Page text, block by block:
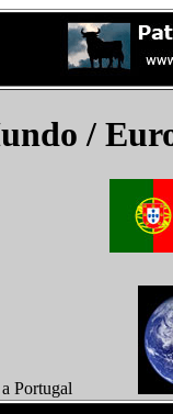
/
a Portugal